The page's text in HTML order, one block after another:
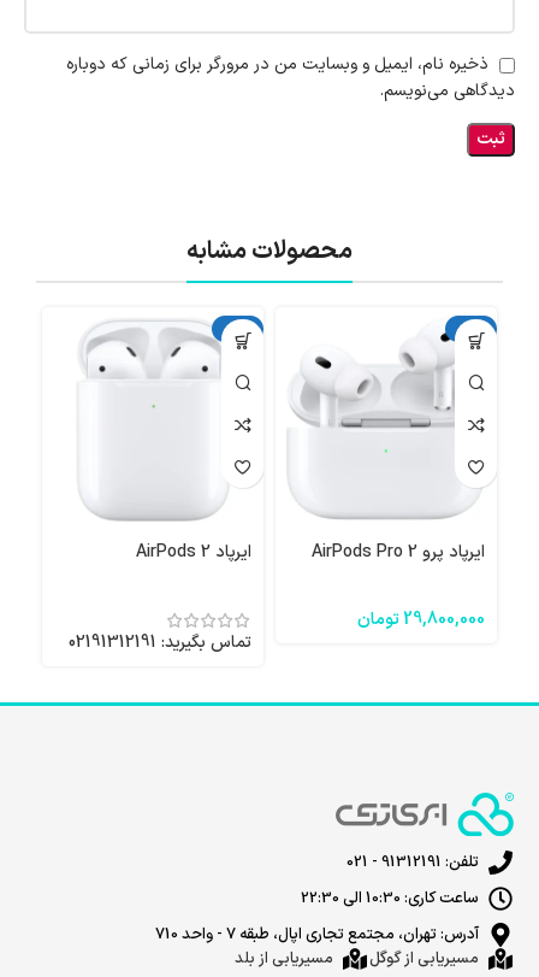
ذخیره نام، ایمیل و وبسایت من در مرورگر برای زمانی که دوباره
دیدگاهی می‌نویسم.
محصولات مشابه
آکبند
ایرپاد پرو 2 AirPods Pro
29,800,000تومان
آکبند
ایرپاد AirPods 2
تماس بگیرید: 02191312191
تلفن: 91312191 - 021
ساعت کاری: 10:30 الی 22:30
آدرس: تهران، مجتمع تجاری اپال، طبقه 7 - واحد 710
مسیریابی از گوگل
مسیریابی از بلد